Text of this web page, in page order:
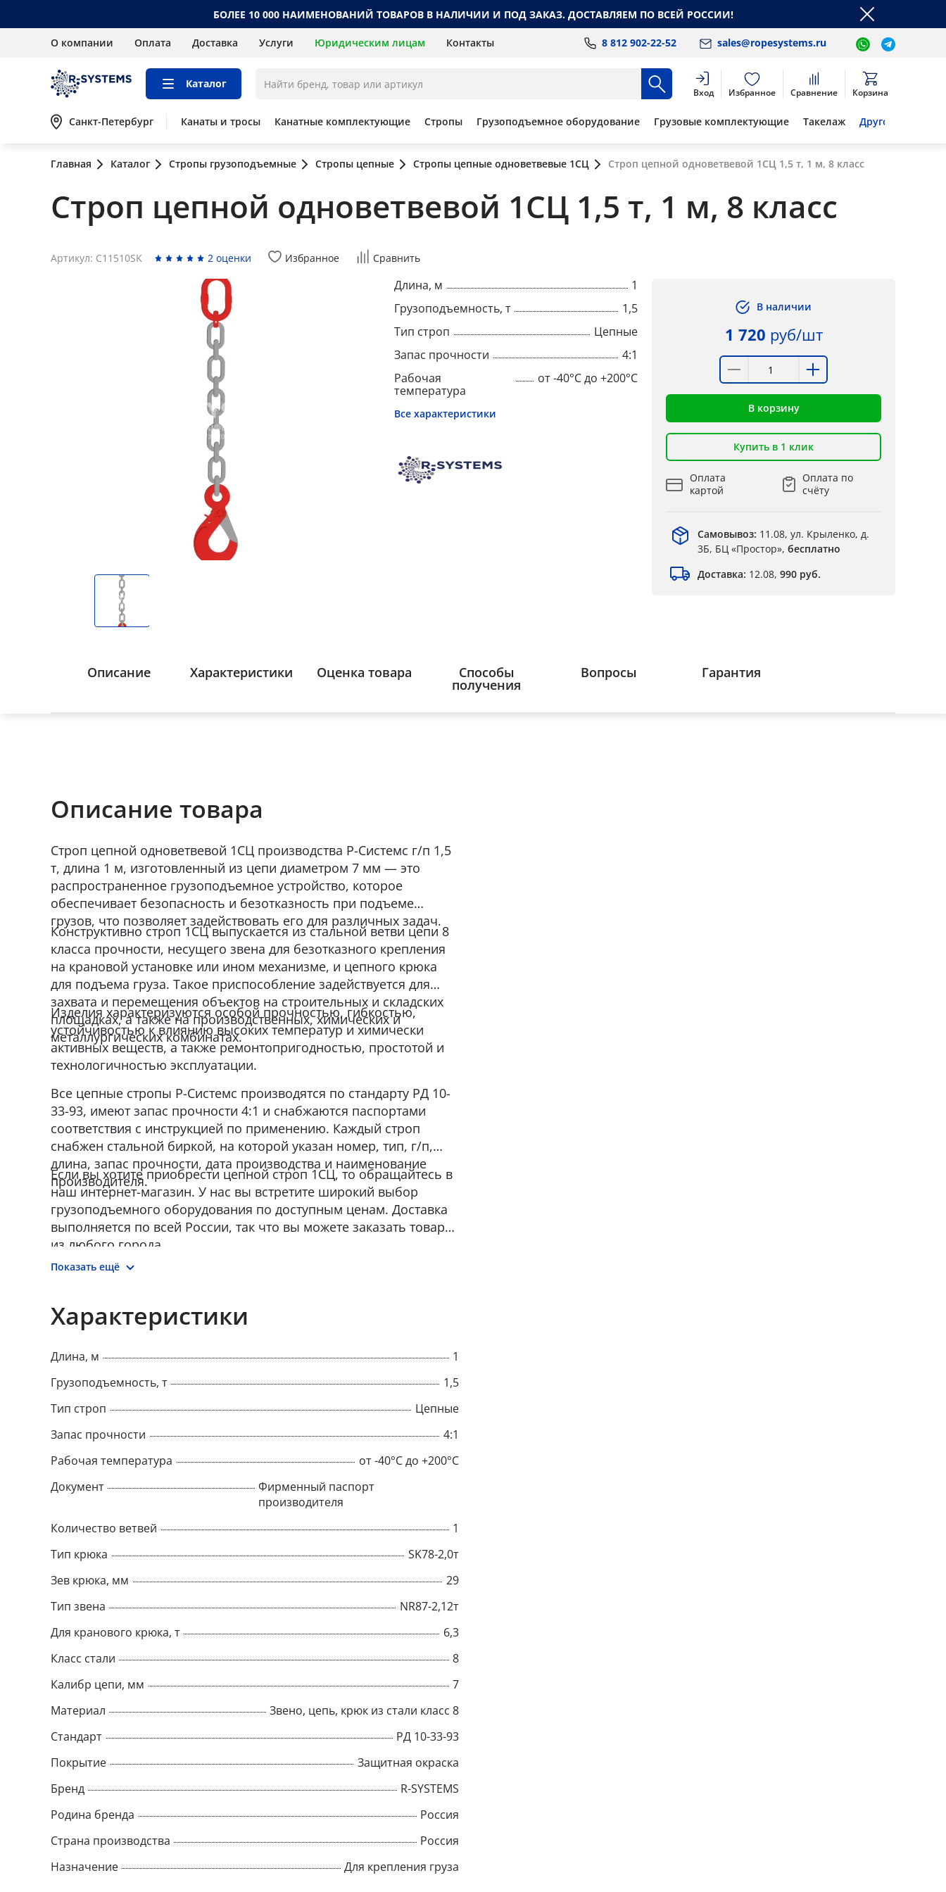
БОЛЕЕ 10 000 НАИМЕНОВАНИЙ ТОВАРОВ В НАЛИЧИИ И ПОД ЗАКАЗ. ДОСТАВЛЯЕМ ПО ВСЕЙ РОССИИ!
О компании Оплата Доставка Услуги Юридическим лицам Контакты 8 812 902-22-52 sales@ropesystems.ru
Каталог
Вход Избранное Сравнение Корзина
Санкт-Петербург Канаты и тросы Канатные комплектующие Стропы Грузоподъемное оборудование Грузовые комплектующие Такелаж Другое
Главная Каталог Стропы грузоподъемные Стропы цепные Стропы цепные одноветвевые 1СЦ Строп цепной одноветвевой 1СЦ 1,5 т, 1 м, 8 класс
Строп цепной одноветвевой 1СЦ 1,5 т, 1 м, 8 класс
Артикул: C11510SK 2 оценки Избранное Сравнить
Длина, м
1
Грузоподъемность, т
1,5
Тип строп
Цепные
Запас прочности
4:1
Рабочая
температура
от -40°C до +200°C
Все характеристики
В наличии
1 720 руб/шт
В корзину
Купить в 1 клик
Оплата
картой
Оплата по
счёту
Самовывоз: 11.08, ул. Крыленко, д.
3Б, БЦ «Простор», бесплатно
Доставка: 12.08, 990 руб.
Описание Характеристики Оценка товара Способы
получения
Вопросы Гарантия
Описание товара
Строп цепной одноветвевой 1СЦ производства Р-Системс г/п 1,5
т, длина 1 м, изготовленный из цепи диаметром 7 мм — это
распространенное грузоподъемное устройство, которое
обеспечивает безопасность и безотказность при подъеме
грузов, что позволяет задействовать его для различных задач.
Конструктивно строп 1СЦ выпускается из стальной ветви цепи 8
класса прочности, несущего звена для безотказного крепления
на крановой установке или ином механизме, и цепного крюка
для подъема груза. Такое приспособление задействуется для
захвата и перемещения объектов на строительных и складских
площадках, а также на производственных, химических и
металлургических комбинатах.
Изделия характеризуются особой прочностью, гибкостью,
устойчивостью к влиянию высоких температур и химически
активных веществ, а также ремонтопригодностью, простотой и
технологичностью эксплуатации.
Все цепные стропы Р-Системс производятся по стандарту РД 10-
33-93, имеют запас прочности 4:1 и снабжаются паспортами
соответствия с инструкцией по применению. Каждый строп
снабжен стальной биркой, на которой указан номер, тип, г/п,
длина, запас прочности, дата производства и наименование
производителя.
Если вы хотите приобрести цепной строп 1СЦ, то обращайтесь в
наш интернет-магазин. У нас вы встретите широкий выбор
грузоподъемного оборудования по доступным ценам. Доставка
выполняется по всей России, так что вы можете заказать товар
из любого города.
Показать ещё
Характеристики
Длина, м
1
Грузоподъемность, т
1,5
Тип строп
Цепные
Запас прочности
4:1
Рабочая температура
от -40°C до +200°C
Документ
Фирменный паспорт
производителя
Количество ветвей
1
Тип крюка
SK78-2,0т
Зев крюка, мм
29
Тип звена
NR87-2,12т
Для кранового крюка, т
6,3
Класс стали
8
Калибр цепи, мм
7
Материал
Звено, цепь, крюк из стали класс 8
Стандарт
РД 10-33-93
Покрытие
Защитная окраска
Бренд
R-SYSTEMS
Родина бренда
Россия
Страна производства
Россия
Назначение
Для крепления груза
Popup
Title